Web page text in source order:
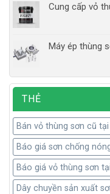
Cung cấp vỏ
Máy ép thùng
THẺ
Bán vỏ thùng sơn cũ
Báo giá sơn chống
Báo giá vỏ thùng sơn
Dây chuyền sản xuất